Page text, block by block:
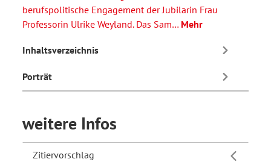
berufspolitische Engagement der Jubilarin Frau
Professorin Ulrike Weyland. Das Sam… Mehr
Inhaltsverzeichnis
Porträt
weitere Infos
Zitiervorschlag